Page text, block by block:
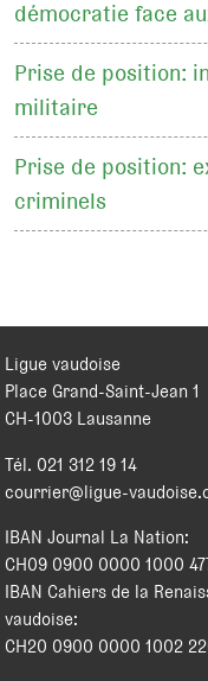
démocratie face
Prise de position:
militaire
Prise de position:
criminels
Ligue vaudoise
Place Grand-Saint-Jean 1
CH-1003 Lausanne
Tél. 021 312 19 14
courrier@ligue-
IBAN Journal La Nation:
CH09 0900 0000 1000
IBAN Cahiers de la
vaudoise:
CH20 0900 0000 1002